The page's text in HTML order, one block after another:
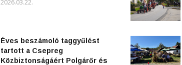
2026.03.22.
Éves beszámoló taggyűlést
tartott a Csepreg
Közbiztonságáért Polgárőr és